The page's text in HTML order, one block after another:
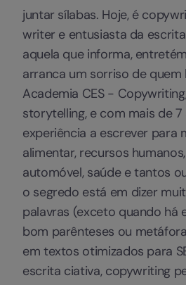
juntar sílabas. Hoje, é
writer e entusiasta da
aquela que informa,
arranca um sorriso de quem
Academia CES -
storytelling, e com mais de 7
experiência a escrever para
alimentar, recursos
automóvel, saúde e tantos
o segredo está em dizer
palavras (exceto quando há
bom parênteses ou
em textos otimizados para
escrita ciativa, copywriting